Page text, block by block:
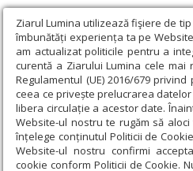
Ziarul Lumina utilizează fişiere de
îmbunătăți experiența ta pe
am actualizat politicile pentru a
curentă a Ziarului Lumina cele
Regulamentul (UE) 2016/679
ceea ce privește prelucrarea
libera circulație a acestor date.
Website-ul nostru te rugăm să
înțelege conținutul Politicii de
Website-ul nostru confirmi
cookie conform Politicii de Cookie.
Ziarul Lumina › Actualitate religioasă
Episcopale „Înălțarea Domnului” din